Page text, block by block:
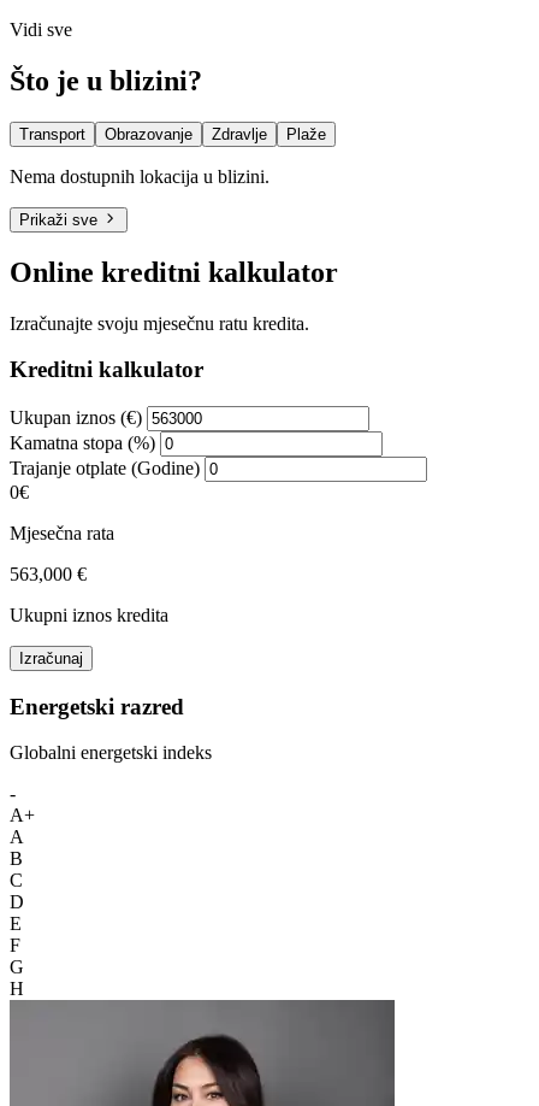
Vidi sve
Što je u blizini?
Transport Obrazovanje Zdravlje Plaže
Nema dostupnih lokacija u blizini.
Prikaži sve
Online kreditni kalkulator
Izračunajte svoju mjesečnu ratu kredita.
Kreditni kalkulator
Ukupan iznos (€)
Kamatna stopa (%)
Trajanje otplate (Godine)
0€
Mjesečna rata
563,000 €
Ukupni iznos kredita
Izračunaj
Energetski razred
Globalni energetski indeks
-
A+
A
B
C
D
E
F
G
H